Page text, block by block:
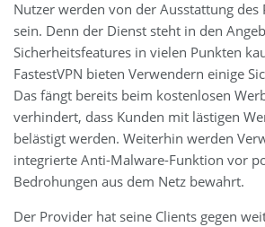
Nutzer werden von der Ausstattung des
sein. Denn der Dienst steht in den
Sicherheitsfeatures in vielen Punkten
FastestVPN bieten Verwendern einige
Das fängt bereits beim kostenlosen
verhindert, dass Kunden mit lästigen
belästigt werden. Weiterhin werden
integrierte Anti-Malware-Funktion vor
Bedrohungen aus dem Netz bewahrt.
Der Provider hat seine Clients gegen